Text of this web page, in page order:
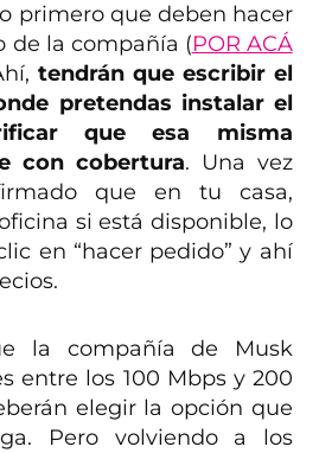
primero que deben hacer
de la compañía (POR ACÁ
tendrán que escribir el
pretendas instalar el
que esa misma
con cobertura. Una vez
que en tu casa,
si está disponible, lo
en “hacer pedido” y ahí
la compañía de Musk
entre los 100 Mbps y 200
elegir la opción que
Pero volviendo a los